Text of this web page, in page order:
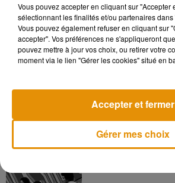
6 août 2026
Pomme emprunte le
« Loups Garous »
6 août 2026
La version réécrite
interprétée lors des...
Vous pouvez accepter en cliquant sur "Accepter
sélectionnant les finalités et/ou partenaires dans
Vous pouvez également refuser en cliquant sur
accepter". Vos préférences ne s'appliqueront
pouvez mettre à jour vos choix, ou retirer votre
moment via le lien "Gérer les cookies" situé en
Gérer mes choix
Accepter et fermer